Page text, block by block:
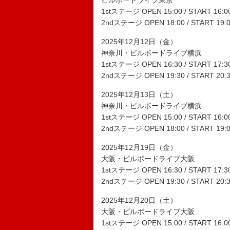
1stステージ OPEN 15:00 / START
2ndステージ OPEN 18:00 / START
2025年12月12日（金）
神奈川・ビルボードライブ横浜
1stステージ OPEN 16:30 / START
2ndステージ OPEN 19:30 / START
2025年12月13日（土）
神奈川・ビルボードライブ横浜
1stステージ OPEN 15:00 / START
2ndステージ OPEN 18:00 / START
2025年12月19日（金）
大阪・ビルボードライブ大阪
1stステージ OPEN 16:30 / START
2ndステージ OPEN 19:30 / START
2025年12月20日（土）
大阪・ビルボードライブ大阪
1stステージ OPEN 15:00 / START